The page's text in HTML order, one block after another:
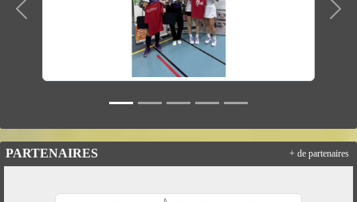
Précedent
PARTENAIRES + de partenaires